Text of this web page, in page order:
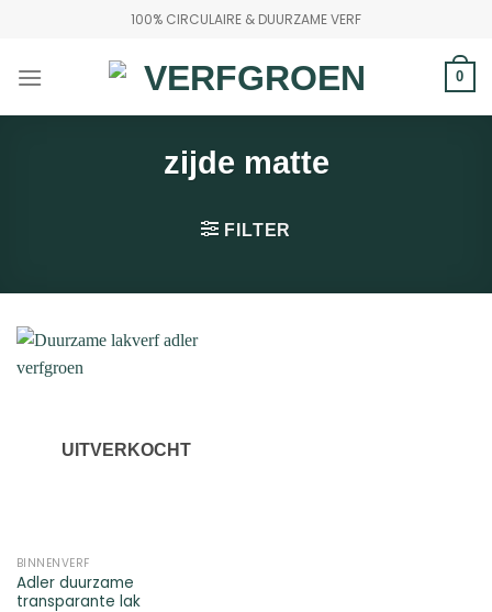
inhoud
100% CIRCULAIRE & DUURZAME VERF
0
zijde matte
FILTER
UITVERKOCHT
BINNENVERF
Adler duurzame
transparante lak